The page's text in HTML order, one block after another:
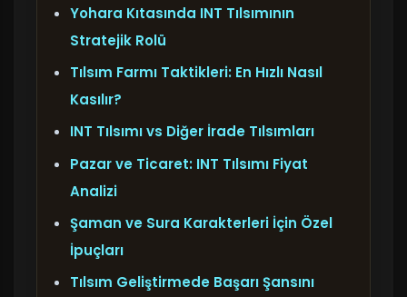
Yohara Kıtasında INT Tılsımının
Stratejik Rolü
Tılsım Farmı Taktikleri: En Hızlı Nasıl
Kasılır?
INT Tılsımı vs Diğer İrade Tılsımları
Pazar ve Ticaret: INT Tılsımı Fiyat
Analizi
Şaman ve Sura Karakterleri İçin Özel
İpuçları
Tılsım Geliştirmede Başarı Şansını